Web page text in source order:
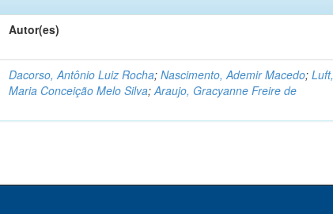
Autor(es)
Dacorso, Antônio Luiz Rocha;Nascimento, Ademir Macedo;Luft,
Maria Conceição Melo Silva;Araujo, Gracyanne Freire de